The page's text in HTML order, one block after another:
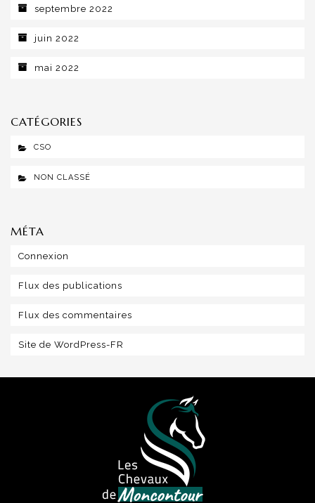
septembre 2022
juin 2022
mai 2022
CATÉGORIES
CSO
NON CLASSÉ
MÉTA
Connexion
Flux des publications
Flux des commentaires
Site de WordPress-FR